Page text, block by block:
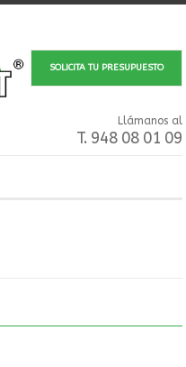
SOLICITA TU PRESUPUESTO
Llámanos al
T. 948 08 01 09